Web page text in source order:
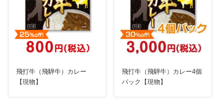
飛打牛（飛騨牛）カレー
【現物】
飛打牛（飛騨牛）カレー4個
パック【現物】